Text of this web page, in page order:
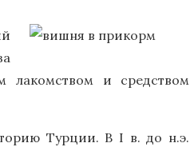
лакомством и средством
Турции. В I в. до н.э.